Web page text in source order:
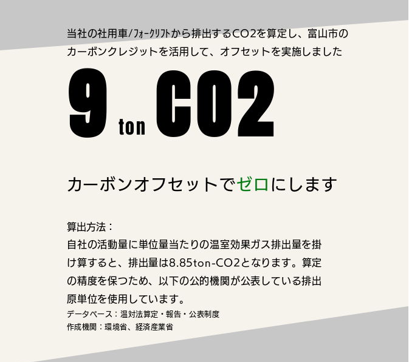
9 ton CO2
当社の社用車/ﾌｫｰｸﾘﾌﾄから排出するCO2を算定し、富山市の
カーボンクレジットを活用して、オフセットを実施しました
​カーボンオフセットでゼロ にします
​算出方法：
自社の活動量に単位量当たりの温室効果ガス排出量を掛
け算すると、排出量は8.85ton-CO2となります。算定
の精度を保つため、以下の公的機関が公表している排出
原単位を使用しています。
データベース：温対法算定・報告・公表制度
​作成機関：環境省、経済産業省